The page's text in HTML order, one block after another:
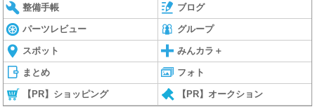
整備手帳 ブログ
パーツレビュー グループ
スポット みんカラ＋
まとめ フォト
【PR】ショッピング 【PR】オークション